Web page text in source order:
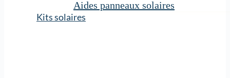
Aides panneaux solaires
Kits solaires